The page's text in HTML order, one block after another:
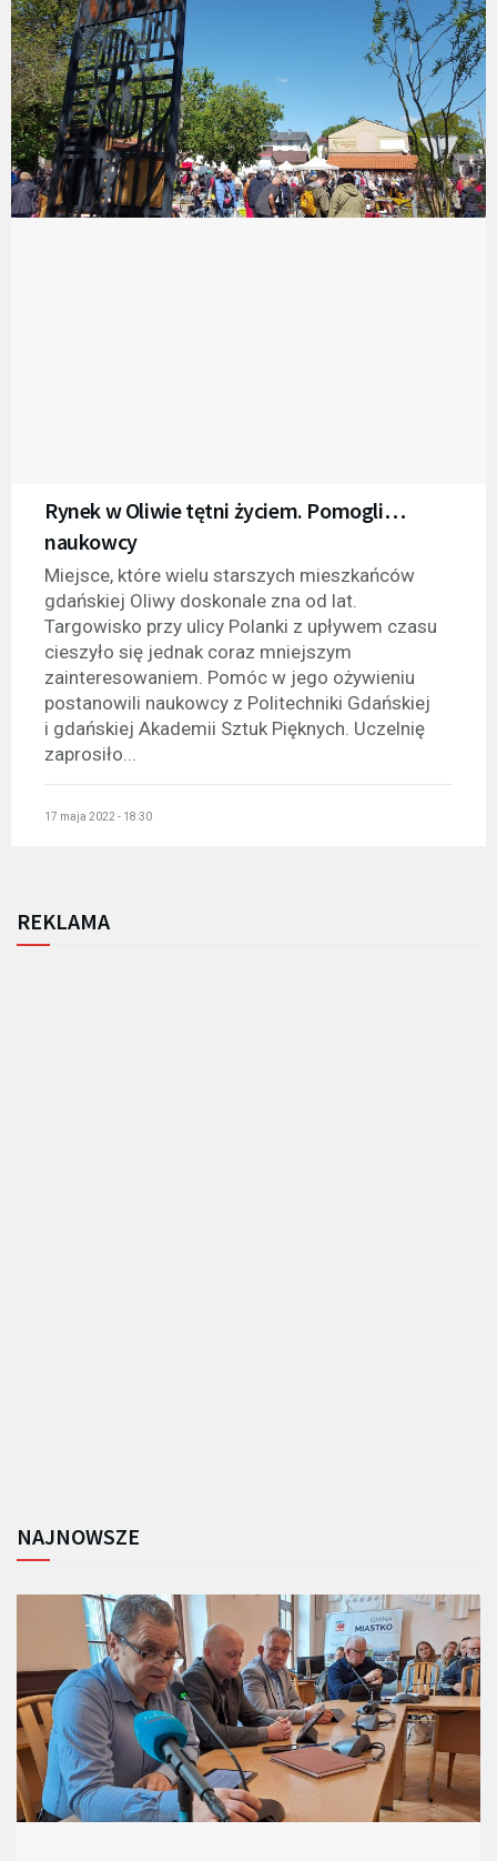
Rynek w Oliwie tętni życiem. Pomogli…
naukowcy
Miejsce, które wielu starszych mieszkańców
gdańskiej Oliwy doskonale zna od lat.
Targowisko przy ulicy Polanki z upływem czasu
cieszyło się jednak coraz mniejszym
zainteresowaniem. Pomóc w jego ożywieniu
postanowili naukowcy z Politechniki Gdańskiej
i gdańskiej Akademii Sztuk Pięknych. Uczelnię
zaprosiło...
17 maja 2022 - 18:30
REKLAMA
NAJNOWSZE